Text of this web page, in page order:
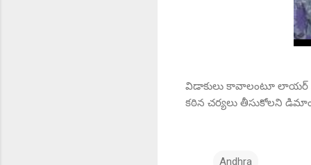
విడాకులు కావాలంటూ లాయర్
కఠిన చర్యలు తీసుకోలని
Andhra